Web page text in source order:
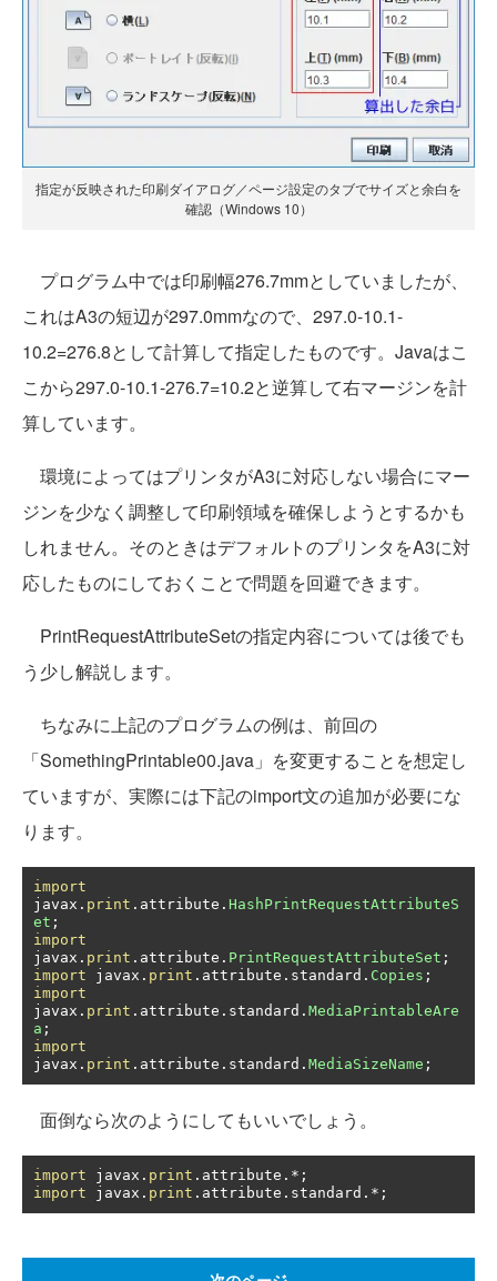
指定が反映された印刷ダイアログ／ページ設定のタブでサイズと余白を
確認（Windows 10）
プログラム中では印刷幅276.7mmとしていましたが、
これはA3の短辺が297.0mmなので、297.0-10.1-
10.2=276.8として計算して指定したものです。Javaはこ
こから297.0-10.1-276.7=10.2と逆算して右マージンを計
算しています。
環境によってはプリンタがA3に対応しない場合にマー
ジンを少なく調整して印刷領域を確保しようとするかも
しれません。そのときはデフォルトのプリンタをA3に対
応したものにしておくことで問題を回避できます。
PrintRequestAttributeSetの指定内容については後でも
う少し解説します。
ちなみに上記のプログラムの例は、前回の
「SomethingPrintable00.java」を変更することを想定し
ていますが、実際には下記のimport文の追加が必要にな
ります。
import
javax . print . attribute . HashPrintRequestAttributeS
et ;
import
javax . print . attribute . PrintRequestAttributeSet ;
import javax . print . attribute . standard . Copies ;
import
javax . print . attribute . standard . MediaPrintableAre
a ;
import
javax . print . attribute . standard . MediaSizeName ;
面倒なら次のようにしてもいいでしょう。
import javax . print . attribute .*;
import javax . print . attribute . standard .*;